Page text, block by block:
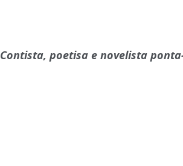
Contista, poetisa e novelista